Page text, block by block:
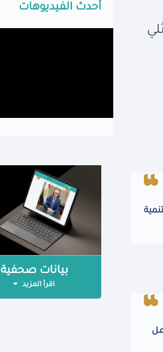
أحدث الفيديوهات
بيانات صحفية
اقرأ المزيد